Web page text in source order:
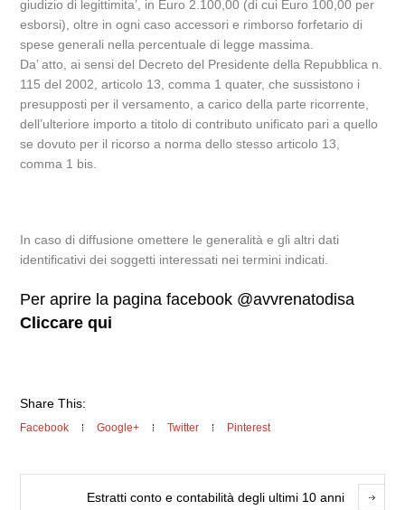
giudizio di legittimita’, in Euro 2.100,00 (di cui Euro 100,00 per
esborsi), oltre in ogni caso accessori e rimborso forfetario di
spese generali nella percentuale di legge massima.
Da’ atto, ai sensi del Decreto del Presidente della Repubblica n.
115 del 2002, articolo 13, comma 1 quater, che sussistono i
presupposti per il versamento, a carico della parte ricorrente,
dell’ulteriore importo a titolo di contributo unificato pari a quello
se dovuto per il ricorso a norma dello stesso articolo 13,
comma 1 bis.
In caso di diffusione omettere le generalità e gli altri dati
identificativi dei soggetti interessati nei termini indicati.
Per aprire la pagina facebook @avvrenatodisa
Cliccare qui
Share This:
Facebook Google+ Twitter Pinterest
Estratti conto e contabilità degli ultimi 10 anni